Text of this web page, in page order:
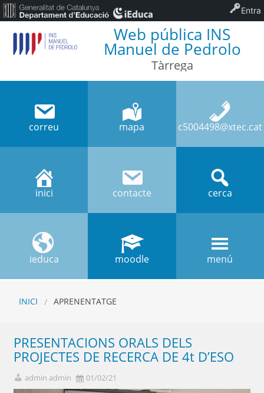
Web pública INS
Manuel de Pedrolo
Tàrrega
correu mapa c5004498@xtec.cat
inici contacte cerca
ieduca moodle menú
INICI APRENENTATGE
PRESENTACIONS ORALS DELS
PROJECTES DE RECERCA DE 4t D’ESO
admin admin 01/02/21
Entra